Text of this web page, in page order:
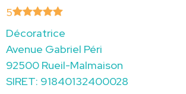
5
Décoratrice
Avenue Gabriel Péri
92500 Rueil-Malmaison
SIRET: 91840132400028